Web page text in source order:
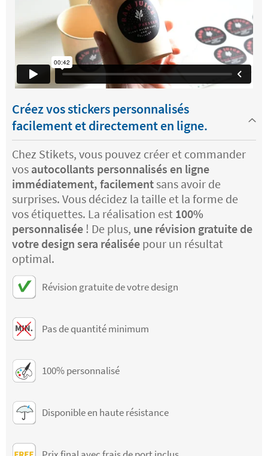
Créez vos stickers personnalisés
facilement et directement en ligne.
Chez Stikets, vous pouvez créer et commander
vos autocollants personnalisés en ligne
immédiatement, facilement sans avoir de
surprises. Vous décidez la taille et la forme de
vos étiquettes. La réalisation est 100%
personnalisée ! De plus, une révision gratuite de
votre design sera réalisée pour un résultat
optimal.
Révision gratuite de votre design
Pas de quantité minimum
100% personnalisé
Disponible en haute résistance